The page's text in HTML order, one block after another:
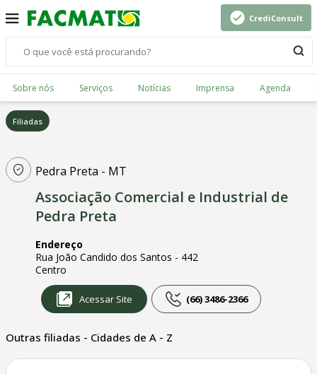
CrediConsult
Sobre nós Serviços Notícias Imprensa Agenda
Filiadas
Pedra Preta - MT
Associação Comercial e Industrial de
Pedra Preta
Endereço
Rua João Candido dos Santos - 442
Centro
Acessar Site (66) 3486-2366
Outras filiadas - Cidades de A - Z